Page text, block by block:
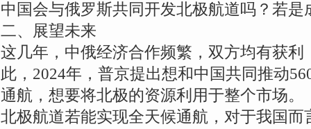
中国会与俄罗斯共同开发北极航道吗？若
二、展望未来
这几年，中俄经济合作频繁，双方均有获利
此，2024年，普京提出想和中国共同推动
通航，想要将北极的资源利用于整个市场。
北极航道若能实现全天候通航，对于我国而